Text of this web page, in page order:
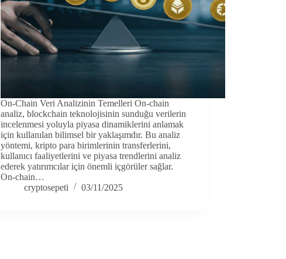
On-Chain Veri Analizinin Temelleri On-chain
analiz, blockchain teknolojisinin sunduğu verilerin
incelenmesi yoluyla piyasa dinamiklerini anlamak
için kullanılan bilimsel bir yaklaşımdır. Bu analiz
yöntemi, kripto para birimlerinin transferlerini,
kullanıcı faaliyetlerini ve piyasa trendlerini analiz
ederek yatırımcılar için önemli içgörüler sağlar.
On-chain…
cryptosepeti
03/11/2025